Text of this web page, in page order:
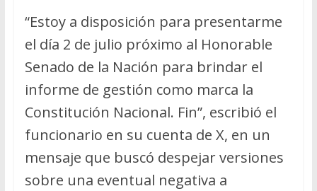
“Estoy a disposición para presentarme
el día 2 de julio próximo al Honorable
Senado de la Nación para brindar el
informe de gestión como marca la
Constitución Nacional. Fin”, escribió el
funcionario en su cuenta de X, en un
mensaje que buscó despejar versiones
sobre una eventual negativa a